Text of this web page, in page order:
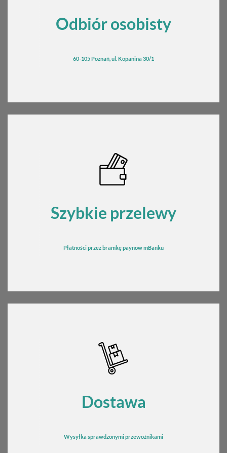
Odbiór osobisty
60-105 Poznań, ul. Kopanina 30/1
Szybkie przelewy
Płatności przez bramkępaynow mBanku
Dostawa
Wysyłka sprawdzonymi przewoźnikami